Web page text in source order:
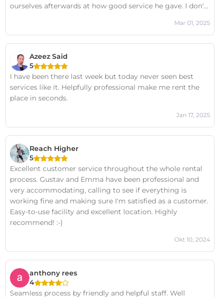
ourselves afterwards at how good service he gave. I don't
Mar 01, 2025
Azeez Said
5
I have been there last week but today never seen best
services like it. Helpfully professional make me rent the
place in seconds.
Jan 17, 2025
Reach Higher
5
Excellent customer service throughout the whole rental
process. Gustav and Emma have been professional and
very accommodating, calling to see if everything is
working fine and making sure I'm satisfied as a customer.
Easy-to-use facility and excellent location. Highly
recommend! :-)
Okt 10, 2024
anthony rees
4
Seamless process by friendly and helpful staff. Well